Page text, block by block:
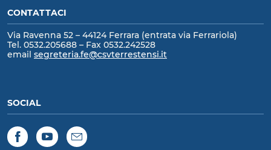
CONTATTACI
Via Ravenna 52 – 44124 Ferrara (entrata via Ferrariola)
Tel. 0532.205688 – Fax 0532.242528
email segreteria.fe@csvterrestensi.it
SOCIAL
FacebookYouTube